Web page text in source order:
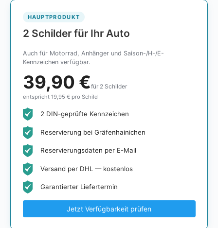
HAUPTPRODUKT
2 Schilder für Ihr Auto
Auch für Motorrad, Anhänger und Saison-/H-/E-
Kennzeichen verfügbar.
39,90 €für 2 Schilder
entspricht 19,95 € pro Schild
2 DIN-geprüfte Kennzeichen
Reservierung bei Gräfenhainichen
Reservierungsdaten per E-Mail
Versand per DHL — kostenlos
Garantierter Liefertermin
Jetzt Verfügbarkeit prüfen